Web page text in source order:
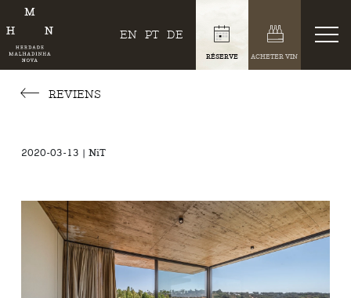
EN PT DE
RÉSERVE ACHETER VIN
REVIENS
2020-03-13 | NiT